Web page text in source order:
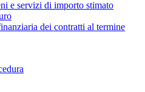
e servizi di importo stimato
dei contratti al termine